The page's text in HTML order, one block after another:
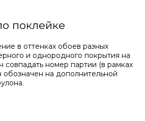
поклейке
в оттенках обоев разных
и однородного покрытия на
совпадать номер партии (в рамках
обозначен на дополнительной